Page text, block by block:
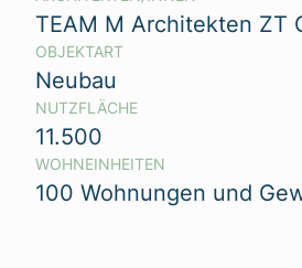
TEAM M Architekten ZT
OBJEKTART
Neubau
NUTZFLÄCHE
11.500
WOHNEINHEITEN
100 Wohnungen und